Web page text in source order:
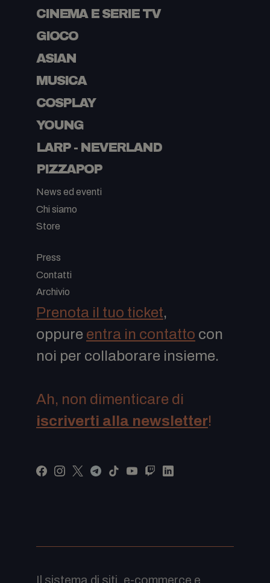
CINEMA E SERIE TV
GIOCO
ASIAN
MUSICA
COSPLAY
YOUNG
LARP - NEVERLAND
PIZZAPOP
News ed eventi
Chi siamo
Store
Press
Contatti
Archivio
Prenota il tuo ticket,
oppure entra in contatto con
noi per collaborare insieme.
Ah, non dimenticare di
iscriverti alla newsletter!
Il sistema di siti, e-commerce e